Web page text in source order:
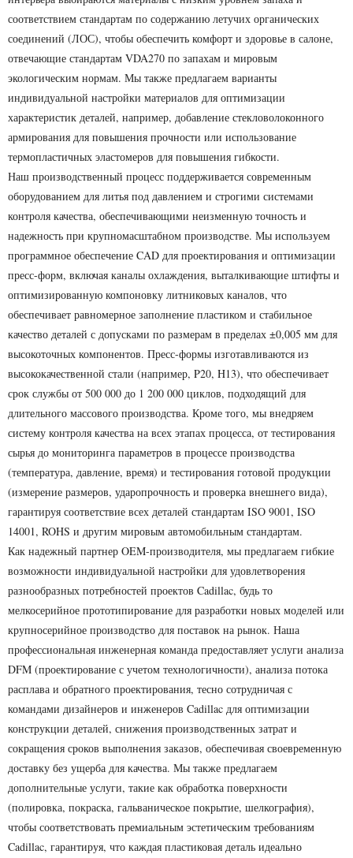
соответствием стандартам по содержанию летучих органических
соединений (ЛОС), чтобы обеспечить комфорт и здоровье в салоне,
отвечающие стандартам VDA270 по запахам и мировым
экологическим нормам. Мы также предлагаем варианты
индивидуальной настройки материалов для оптимизации
характеристик деталей, например, добавление стекловолоконного
армирования для повышения прочности или использование
термопластичных эластомеров для повышения гибкости.
Наш производственный процесс поддерживается современным
оборудованием для литья под давлением и строгими системами
контроля качества, обеспечивающими неизменную точность и
надежность при крупномасштабном производстве. Мы используем
программное обеспечение CAD для проектирования и оптимизации
пресс-форм, включая каналы охлаждения, выталкивающие штифты и
оптимизированную компоновку литниковых каналов, что
обеспечивает равномерное заполнение пластиком и стабильное
качество деталей с допусками по размерам в пределах ±0,005 мм для
высокоточных компонентов. Пресс-формы изготавливаются из
высококачественной стали (например, P20, H13), что обеспечивает
срок службы от 500 000 до 1 200 000 циклов, подходящий для
длительного массового производства. Кроме того, мы внедряем
систему контроля качества на всех этапах процесса, от тестирования
сырья до мониторинга параметров в процессе производства
(температура, давление, время) и тестирования готовой продукции
(измерение размеров, ударопрочность и проверка внешнего вида),
гарантируя соответствие всех деталей стандартам ISO 9001, ISO
14001, ROHS и другим мировым автомобильным стандартам.
Как надежный партнер OEM-производителя, мы предлагаем гибкие
возможности индивидуальной настройки для удовлетворения
разнообразных потребностей проектов Cadillac, будь то
мелкосерийное прототипирование для разработки новых моделей или
крупносерийное производство для поставок на рынок. Наша
профессиональная инженерная команда предоставляет услуги анализа
DFM (проектирование с учетом технологичности), анализа потока
расплава и обратного проектирования, тесно сотрудничая с
командами дизайнеров и инженеров Cadillac для оптимизации
конструкции деталей, снижения производственных затрат и
сокращения сроков выполнения заказов, обеспечивая своевременную
доставку без ущерба для качества. Мы также предлагаем
дополнительные услуги, такие как обработка поверхности
(полировка, покраска, гальваническое покрытие, шелкография),
чтобы соответствовать премиальным эстетическим требованиям
Cadillac, гарантируя, что каждая пластиковая деталь идеально